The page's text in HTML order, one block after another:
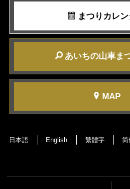
まつりカレ
あいちの山車ま
MAP
日本語 English 繁體字 简